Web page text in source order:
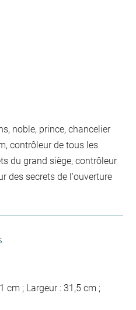
noble, prince, chancelier
contrôleur de tous les
du grand siège, contrôleur
des secrets de l'ouverture
cm ; Largeur : 31,5 cm ;